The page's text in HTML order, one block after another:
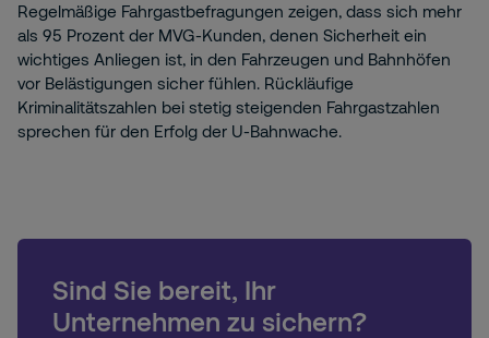
Regelmäßige Fahrgastbefragungen zeigen, dass sich mehr
als 95 Prozent der MVG-Kunden, denen Sicherheit ein
wichtiges Anliegen ist, in den Fahrzeugen und Bahnhöfen
vor Belästigungen sicher fühlen. Rückläufige
Kriminalitätszahlen bei stetig steigenden Fahrgastzahlen
sprechen für den Erfolg der U-Bahnwache.
Sind Sie bereit, Ihr
Unternehmen zu sichern?